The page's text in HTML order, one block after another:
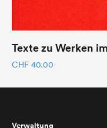
Texte zu Werken
CHF 40.00
Verwaltung